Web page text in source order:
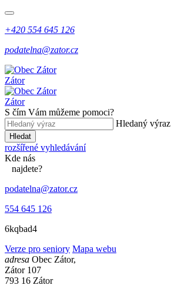
+420 554 645 126
podatelna@zator.cz
Zátor
Zátor
S čím Vám můžeme pomoci?
Hledaný výraz
Hledat
rozšířené vyhledávání
Kde nás
najdete?
podatelna@zator.cz
554 645 126
6kqbad4
Verze pro seniory Mapa webu
adresa Obec Zátor,
Zátor 107
793 16 Zátor